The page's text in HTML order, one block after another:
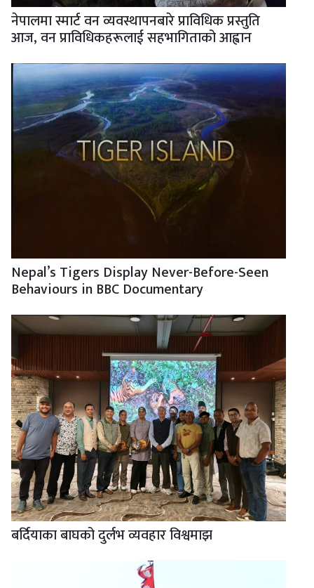
नेपालमा स्मार्ट वन व्यवस्थापनबारे प्राविधिक प्रस्तुति
आज, वन प्राविधिकहरूलाई सहभागिताको आह्वान
Nepal’s Tigers Display Never-Before-Seen
Behaviours in BBC Documentary
बर्दियाका बाघको दुर्लभ व्यवहार विश्वमाझ